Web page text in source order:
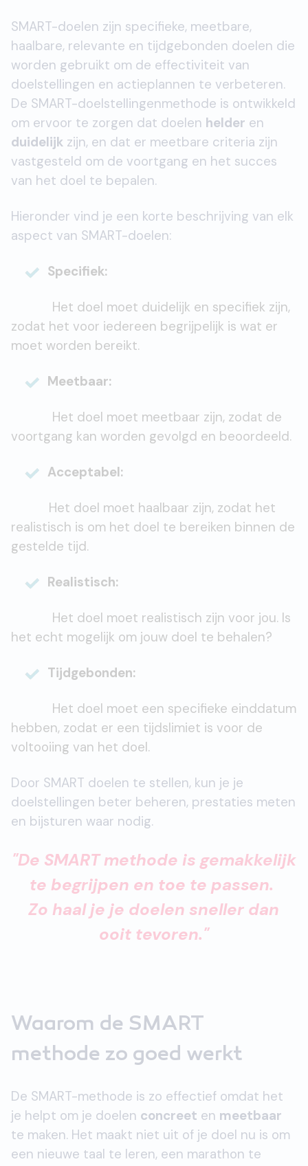
SMART-doelen zijn specifieke, meetbare,
haalbare, relevante en tijdgebonden doelen die
worden gebruikt om de effectiviteit van
doelstellingen en actieplannen te verbeteren.
De SMART-doelstellingenmethode is ontwikkeld
om ervoor te zorgen dat doelen helder en
duidelijk zijn, en dat er meetbare criteria zijn
vastgesteld om de voortgang en het succes
van het doel te bepalen.
Hieronder vind je een korte beschrijving van elk
aspect van SMART-doelen:
Specifiek:
Het doel moet duidelijk en specifiek zijn,
zodat het voor iedereen begrijpelijk is wat er
moet worden bereikt.
Meetbaar:
Het doel moet meetbaar zijn, zodat de
voortgang kan worden gevolgd en beoordeeld.
Acceptabel:
Het doel moet haalbaar zijn, zodat het
realistisch is om het doel te bereiken binnen de
gestelde tijd.
Realistisch:
Het doel moet realistisch zijn voor jou. Is
het echt mogelijk om jouw doel te behalen?
Tijdgebonden:
Het doel moet een specifieke einddatum
hebben, zodat er een tijdslimiet is voor de
voltooiing van het doel.
Door SMART doelen te stellen, kun je je
doelstellingen beter beheren, prestaties meten
en bijsturen waar nodig.
"De SMART methode is gemakkelijk
te begrijpen en toe te passen.
Zo haal je je doelen sneller dan
ooit tevoren."
Waarom de SMART
methode zo goed werkt
De SMART-methode is zo effectief omdat het
je helpt om je doelen concreet en meetbaar
te maken. Het maakt niet uit of je doel nu is om
een nieuwe taal te leren, een marathon te